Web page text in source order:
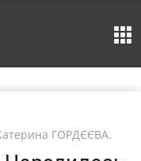
ГОРДЄЄВА.